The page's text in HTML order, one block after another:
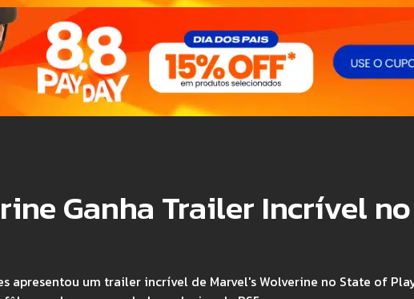
Ganha Trailer Incrível no
apresentou um trailer incrível de Marvel's Wolverine no State of